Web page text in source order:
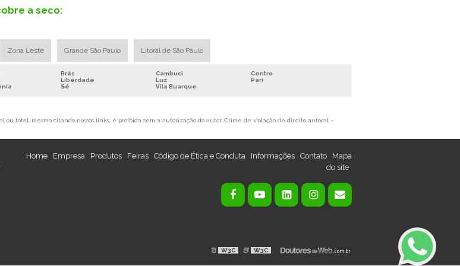
RECICLAGEM DE FIOS E CABOS
SUCATA DE FIO DE COBRE
TRITURADOR DE CABOS ELÉTRICOS
VENDA DE SUCATA DE COBRE
EQUIPAMENTO PARA RECICLAGEM DE
a seco:
Zona Leste Grande São Paulo Litoral de São Paulo
Brás Cambuci
Centro
Liberdade Luz
Pari
Sé Vila Buarque
total, mesmo citando nossos links, é proibida sem a autorização do autor. Crime de violação de direito autoral –
Home Empresa Produtos Feiras Código de Ética e Conduta Informações Contato
Mapa
do site
W3C W3C